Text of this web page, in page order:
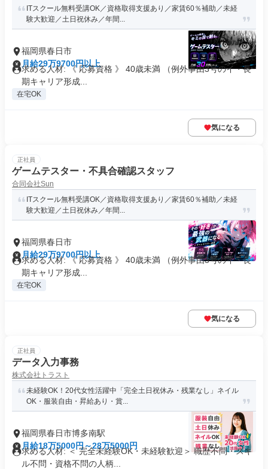
ITスクール無料受講OK／資格取得支援あり／家賃60％補助／未経
験大歓迎／土日祝休み／年間...
福岡県春日市
月給29万9700円以上
求める人材: 《 応募資格 》 40歳未満 （例外事由3号のイ・長
期キャリア形成...
在宅OK
気になる
正社員
ゲームテスター・不具合確認スタッフ
合同会社Sun
ITスクール無料受講OK／資格取得支援あり／家賃60％補助／未経
験大歓迎／土日祝休み／年間...
福岡県春日市
月給29万9700円以上
求める人材: 《 応募資格 》 40歳未満 （例外事由3号のイ・長
期キャリア形成...
在宅OK
気になる
正社員
データ入力事務
株式会社トラスト
未経験OK！20代女性活躍中「完全土日祝休み・残業なし」ネイル
OK・服装自由・昇給あり・賞...
福岡県春日市博多南駅
月給18万5000円～28万5000円
求める人材: ＜ 完全未経験OK・未経験歓迎＞ 職歴不問・スキ
ル不問・資格不問の人柄...